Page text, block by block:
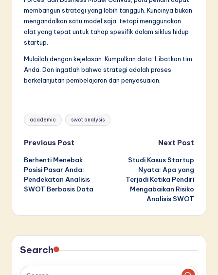
membangun strategi yang lebih tangguh. Kuncinya bukan
mengandalkan satu model saja, tetapi menggunakan
alat yang tepat untuk tahap spesifik dalam siklus hidup
startup.
Mulailah dengan kejelasan. Kumpulkan data. Libatkan tim
Anda. Dan ingatlah bahwa strategi adalah proses
berkelanjutan pembelajaran dan penyesuaian.
Tags:
academic swot analysis
Post
navigation
Previous Post
Berhenti Menebak
Posisi Pasar Anda:
Pendekatan Analisis
SWOT Berbasis Data
Next Post
Studi Kasus Startup
Nyata: Apa yang
Terjadi Ketika Pendiri
Mengabaikan Risiko
Analisis SWOT
Search